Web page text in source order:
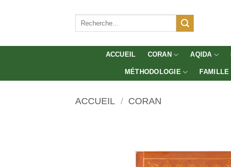
ACCUEIL CORAN AQIDA
MÉTHODOLOGIE FAMILLE
ACCUEIL / CORAN